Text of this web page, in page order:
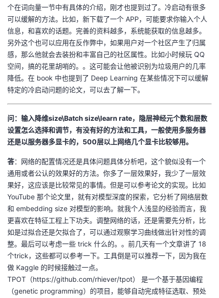
个在词向量一节中有具体的介绍，刚才也提到过了。冷启动有很多
可以缓解的方法。比如，新下载了一个 APP，可能要求你输入个人
信息，和喜欢的话题。完善的资料越多，系统能获取的信息越多。
另外这个也可以应用在反作弊中，如果用户对一个社区产生了归属
感，那么他就会去装扮和丰富自己的社区属性。比如小时候玩 QQ
空间，搞的花里胡哨的。。这可能会让他被识别为垃圾用户的几率
降低。在 book 中也提到了 Deep Learning 在某些情况下可以缓解
特定的冷启动问题的论文，可以去了解一下。
问：输入降维size\Batch size\learn rate，隐层神经元个数和层数
设置怎么选择和调节，有没有好的方法和工具，一般使用多服务器
还是以服务器多显卡的，500层以上网络几个显卡比较够用。
答：网络的配置情况还是具体问题具体分析吧，这个貌似没有一个
通用或者公认的效果好的方法。你多了一层效果好，我少了一层效
果好，这应该是比较常见的事情。但是可以参考论文的实现。比如
YouTube 那个论文里，就有对模型深度的探索，它分析了网络层数
和 embedding size 对模型的影响。就我个人浅显的经验而言，我
更喜欢在特征工程上下功夫。调整网络的话，还是需要先分析，比
如是过拟合还是欠拟合了，可以通过观察学习曲线做出针对性的调
整。最后可以考虑一些 trick 什么的。。前几天有一个文章讲了 18
个trick，这些都可以参考一下。工具倒是可以推荐一下，因为我在
做 Kaggle 的时候接触过一点。
TPOT（https://github.com/rhiever/tpot） 是一个基于基因编程
（genetic programming）的项目，能够自动完成特征选取、预处